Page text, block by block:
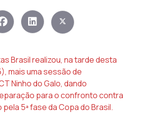
Brasil realizou, na tarde desta
mais uma sessão de
Ninho do Galo, dando
para o confronto contra
5ª fase da Copa do Brasil.